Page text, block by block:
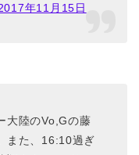
年11月15日
大陸のVo,Gの藤
また、16:10過ぎ